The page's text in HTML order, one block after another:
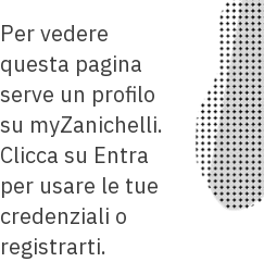
Per vedere
questa pagina
serve un profilo
su myZanichelli.
Clicca su Entra
per usare le tue
credenziali o
registrarti.